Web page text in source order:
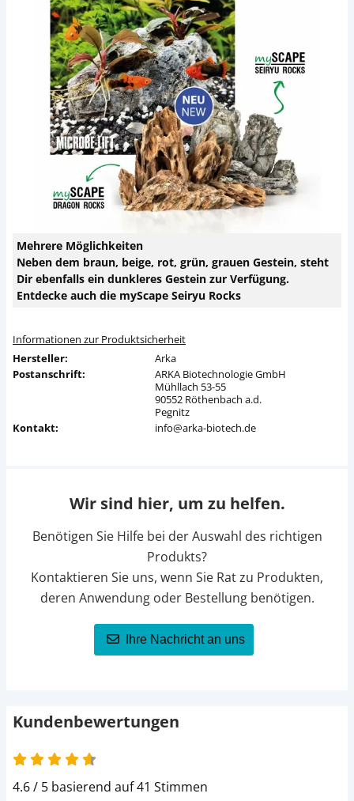
Mehrere Möglichkeiten
Neben dem braun, beige, rot, grün, grauen Gestein, steht
Dir ebenfalls ein dunkleres Gestein zur Verfügung.
Entdecke auch die myScape Seiryu Rocks
Informationen zur Produktsicherheit
Hersteller:
Arka
Postanschrift:
ARKA Biotechnologie GmbH
Mühllach 53-55
90552 Röthenbach a.d.
Pegnitz
Kontakt:
info@arka-biotech.de
Wir sind hier, um zu helfen.
Benötigen Sie Hilfe bei der Auswahl des richtigen
Produkts?
Kontaktieren Sie uns, wenn Sie Rat zu Produkten,
deren Anwendung oder Bestellung benötigen.
Ihre Nachricht an uns
Kundenbewertungen
4.6 / 5 basierend auf 41 Stimmen